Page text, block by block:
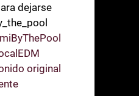
dejarse
original